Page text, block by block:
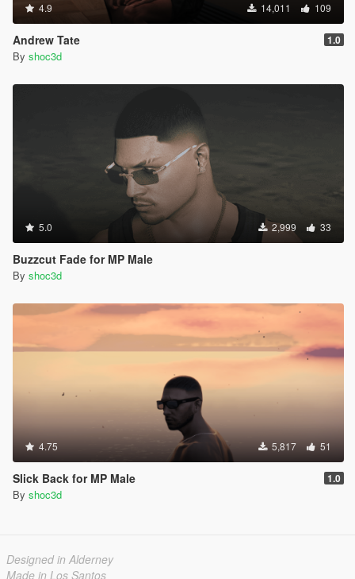
4.9 14,011 109
Andrew Tate 1.0
By shoc3d
5.0 2,999 33
Buzzcut Fade for MP Male
By shoc3d
4.75 5,817 51
Slick Back for MP Male 1.0
By shoc3d
Designed in Alderney
Made in Los Santos